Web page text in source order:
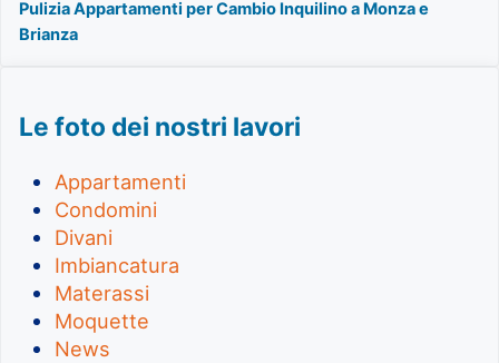
Pulizia Appartamenti per Cambio Inquilino a Monza e
Brianza
Le foto dei nostri lavori
Appartamenti
Condomini
Divani
Imbiancatura
Materassi
Moquette
News